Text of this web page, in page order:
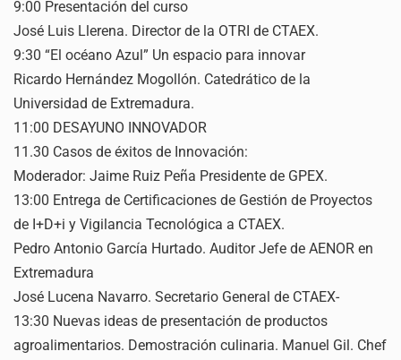
9:00 Presentación del curso
José Luis Llerena. Director de la OTRI de CTAEX.
9:30 “El océano Azul” Un espacio para innovar
Ricardo Hernández Mogollón. Catedrático de la
Universidad de Extremadura.
11:00 DESAYUNO INNOVADOR
11.30 Casos de éxitos de Innovación:
Moderador: Jaime Ruiz Peña Presidente de GPEX.
13:00 Entrega de Certificaciones de Gestión de Proyectos
de I+D+i y Vigilancia Tecnológica a CTAEX.
Pedro Antonio García Hurtado. Auditor Jefe de AENOR en
Extremadura
José Lucena Navarro. Secretario General de CTAEX-
13:30 Nuevas ideas de presentación de productos
agroalimentarios. Demostración culinaria. Manuel Gil. Chef